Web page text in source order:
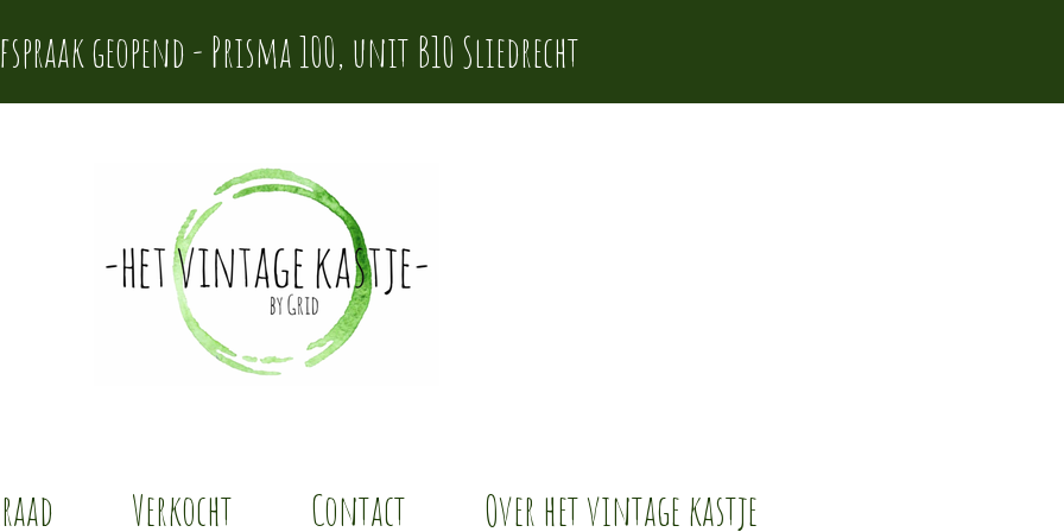
geopend - Prisma 100, unit B10 Sliedrecht
Verkocht Contact
Over het vintage kastje